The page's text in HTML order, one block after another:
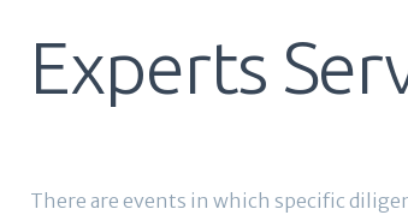
Experts
There are events in which specific